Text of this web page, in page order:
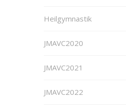
Heilgymnastik
JMAVC2020
JMAVC2021
JMAVC2022